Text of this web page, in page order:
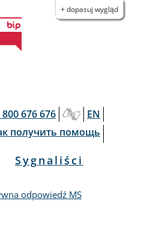
+ dopasuj wygląd
800 676 676
EN
получить помощь
Sygnaliści
odpowiedź MS